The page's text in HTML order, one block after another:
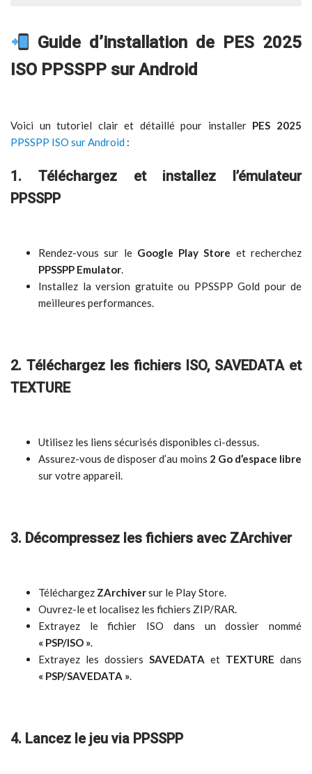
Guide d’installation de PES 2025
ISO PPSSPP sur Android
Voici un tutoriel clair et détaillé pour installer PES 2025
PPSSPP ISO sur Android :
1. Téléchargez et installez l’émulateur
PPSSPP
Rendez-vous sur le Google Play Store et recherchez
PPSSPP Emulator.
Installez la version gratuite ou PPSSPP Gold pour de
meilleures performances.
2. Téléchargez les fichiers ISO, SAVEDATA et
TEXTURE
Utilisez les liens sécurisés disponibles ci-dessus.
Assurez-vous de disposer d’au moins 2 Go d’espace libre
sur votre appareil.
3. Décompressez les fichiers avec ZArchiver
Téléchargez ZArchiversur le Play Store.
Ouvrez-le et localisez les fichiers ZIP/RAR.
Extrayez le fichier ISO dans un dossier nommé
« PSP/ISO ».
Extrayez les dossiers SAVEDATA et TEXTURE dans
« PSP/SAVEDATA ».
4. Lancez le jeu via PPSSPP